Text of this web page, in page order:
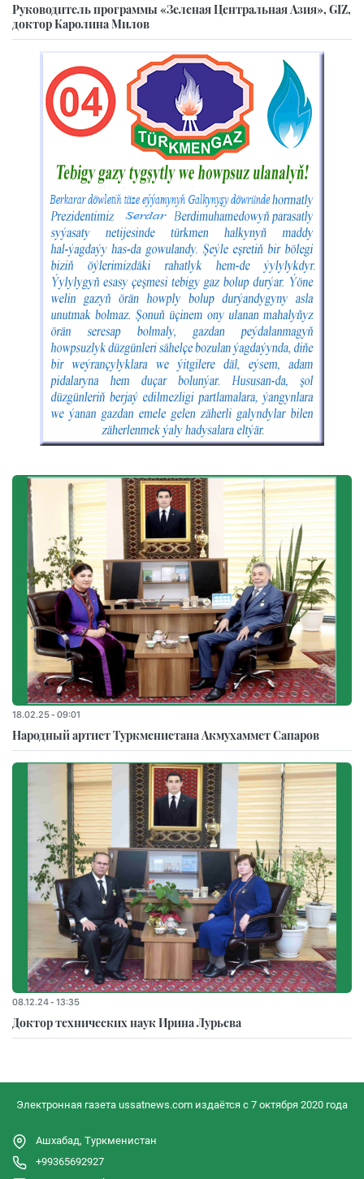
Руководитель программы «Зеленая Центральная Азия», GIZ,
доктор Каролина Милов
18.02.25 - 09:01
Народный артист Туркменистана Акмухаммет Сапаров
08.12.24 - 13:35
Доктор технических наук Ирина Лурьева
Электронная газета ussatnews.com издаётся с 7 октября 2020 года
Ашхабад, Туркменистан
+99365692927